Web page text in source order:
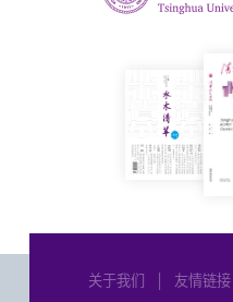
关于我们 友情链接